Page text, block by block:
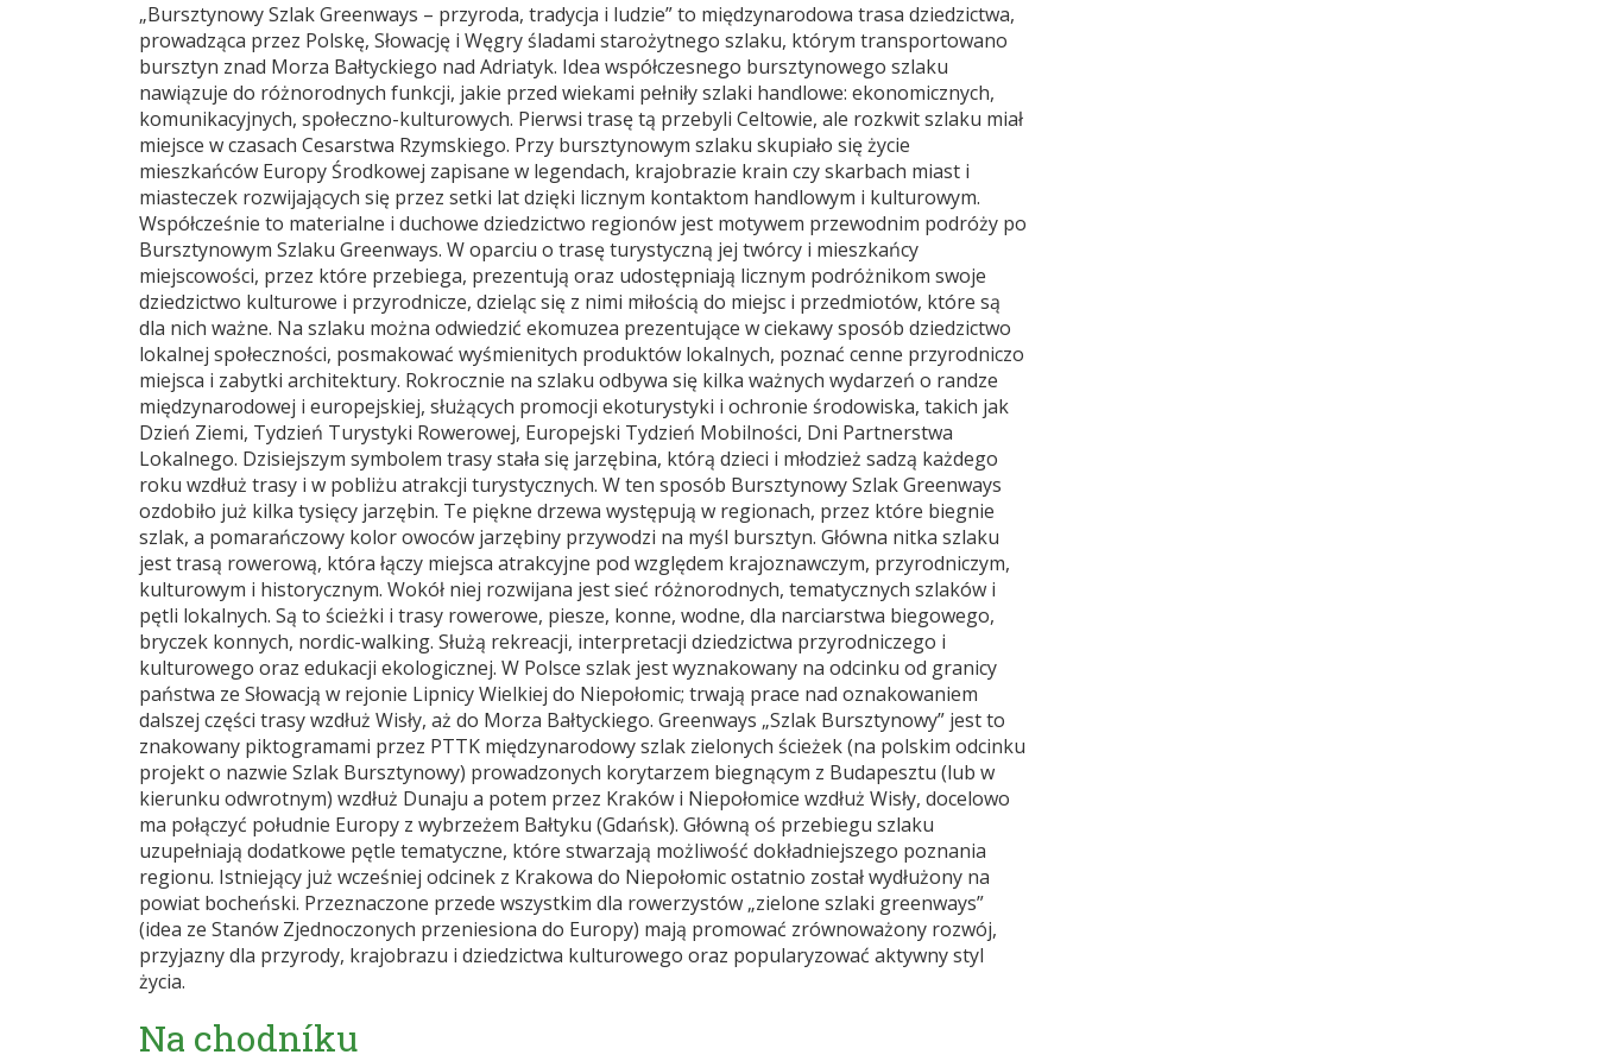
„Bursztynowy Szlak Greenways – przyroda, tradycja i ludzie” to międzynarodowa trasa dziedzictwa,
prowadząca przez Polskę, Słowację i Węgry śladami starożytnego szlaku, którym transportowano
bursztyn znad Morza Bałtyckiego nad Adriatyk. Idea współczesnego bursztynowego szlaku
nawiązuje do różnorodnych funkcji, jakie przed wiekami pełniły szlaki handlowe: ekonomicznych,
komunikacyjnych, społeczno-kulturowych. Pierwsi trasę tą przebyli Celtowie, ale rozkwit szlaku miał
miejsce w czasach Cesarstwa Rzymskiego. Przy bursztynowym szlaku skupiało się życie
mieszkańców Europy Środkowej zapisane w legendach, krajobrazie krain czy skarbach miast i
miasteczek rozwijających się przez setki lat dzięki licznym kontaktom handlowym i kulturowym.
Współcześnie to materialne i duchowe dziedzictwo regionów jest motywem przewodnim podróży po
Bursztynowym Szlaku Greenways. W oparciu o trasę turystyczną jej twórcy i mieszkańcy
miejscowości, przez które przebiega, prezentują oraz udostępniają licznym podróżnikom swoje
dziedzictwo kulturowe i przyrodnicze, dzieląc się z nimi miłością do miejsc i przedmiotów, które są
dla nich ważne. Na szlaku można odwiedzić ekomuzea prezentujące w ciekawy sposób dziedzictwo
lokalnej społeczności, posmakować wyśmienitych produktów lokalnych, poznać cenne przyrodniczo
miejsca i zabytki architektury. Rokrocznie na szlaku odbywa się kilka ważnych wydarzeń o randze
międzynarodowej i europejskiej, służących promocji ekoturystyki i ochronie środowiska, takich jak
Dzień Ziemi, Tydzień Turystyki Rowerowej, Europejski Tydzień Mobilności, Dni Partnerstwa
Lokalnego. Dzisiejszym symbolem trasy stała się jarzębina, którą dzieci i młodzież sadzą każdego
roku wzdłuż trasy i w pobliżu atrakcji turystycznych. W ten sposób Bursztynowy Szlak Greenways
ozdobiło już kilka tysięcy jarzębin. Te piękne drzewa występują w regionach, przez które biegnie
szlak, a pomarańczowy kolor owoców jarzębiny przywodzi na myśl bursztyn. Główna nitka szlaku
jest trasą rowerową, która łączy miejsca atrakcyjne pod względem krajoznawczym, przyrodniczym,
kulturowym i historycznym. Wokół niej rozwijana jest sieć różnorodnych, tematycznych szlaków i
pętli lokalnych. Są to ścieżki i trasy rowerowe, piesze, konne, wodne, dla narciarstwa biegowego,
bryczek konnych, nordic-walking. Służą rekreacji, interpretacji dziedzictwa przyrodniczego i
kulturowego oraz edukacji ekologicznej. W Polsce szlak jest wyznakowany na odcinku od granicy
państwa ze Słowacją w rejonie Lipnicy Wielkiej do Niepołomic; trwają prace nad oznakowaniem
dalszej części trasy wzdłuż Wisły, aż do Morza Bałtyckiego. Greenways „Szlak Bursztynowy” jest to
znakowany piktogramami przez PTTK międzynarodowy szlak zielonych ścieżek (na polskim odcinku
projekt o nazwie Szlak Bursztynowy) prowadzonych korytarzem biegnącym z Budapesztu (lub w
kierunku odwrotnym) wzdłuż Dunaju a potem przez Kraków i Niepołomice wzdłuż Wisły, docelowo
ma połączyć południe Europy z wybrzeżem Bałtyku (Gdańsk). Główną oś przebiegu szlaku
uzupełniają dodatkowe pętle tematyczne, które stwarzają możliwość dokładniejszego poznania
regionu. Istniejący już wcześniej odcinek z Krakowa do Niepołomic ostatnio został wydłużony na
powiat bocheński. Przeznaczone przede wszystkim dla rowerzystów „zielone szlaki greenways”
(idea ze Stanów Zjednoczonych przeniesiona do Europy) mają promować zrównoważony rozwój,
przyjazny dla przyrody, krajobrazu i dziedzictwa kulturowego oraz popularyzować aktywny styl
życia.
Na chodníku